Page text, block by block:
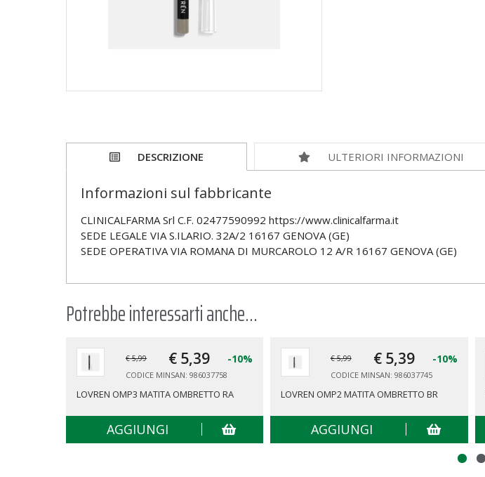
DESCRIZIONE ULTERIORI INFORMAZIONI
Informazioni sul fabbricante
CLINICALFARMA Srl C.F. 02477590992 https://www.clinicalfarma.it
SEDE LEGALE VIA S.ILARIO. 32A/2 16167 GENOVA (GE)
SEDE OPERATIVA VIA ROMANA DI MURCAROLO 12 A/R 16167 GENOVA (GE)
Potrebbe interessarti anche...
€ 5,99 € 5,39 -10%
CODICE MINSAN: 986037758
LOVREN OMP3 MATITA OMBRETTO RA
AGGIUNGI
€ 5,99 € 5,39 -10%
CODICE MINSAN: 986037745
LOVREN OMP2 MATITA OMBRETTO BR
AGGIUNGI